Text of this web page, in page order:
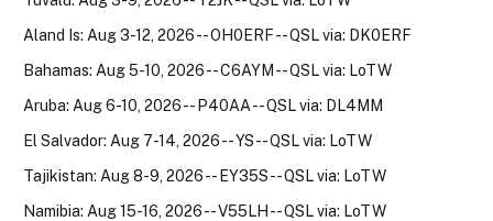
Aland Is: Aug 3-12, 2026 -- OH0ERF -- QSL via: DK0ERF
Bahamas: Aug 5-10, 2026 -- C6AYM -- QSL via: LoTW
Aruba: Aug 6-10, 2026 -- P40AA -- QSL via: DL4MM
El Salvador: Aug 7-14, 2026 -- YS -- QSL via: LoTW
Tajikistan: Aug 8-9, 2026 -- EY35S -- QSL via: LoTW
Namibia: Aug 15-16, 2026 -- V55LH -- QSL via: LoTW